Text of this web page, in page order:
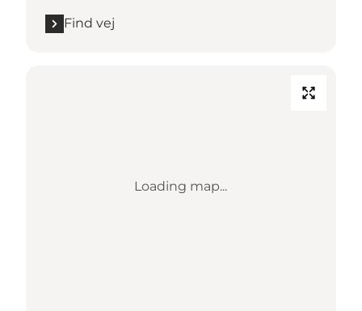
Find vej
Loading map...